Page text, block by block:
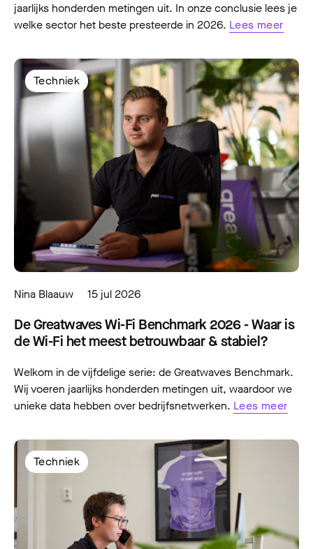
jaarlijks honderden metingen uit. In onze conclusie lees je
welke sector het beste presteerde in 2026. Lees meer
Techniek
Nina Blaauw 15 jul 2026
De Greatwaves Wi-Fi Benchmark 2026 - Waar is
de Wi-Fi het meest betrouwbaar & stabiel?
Welkom in de vijfdelige serie: de Greatwaves Benchmark.
Wij voeren jaarlijks honderden metingen uit, waardoor we
unieke data hebben over bedrijfsnetwerken. Lees meer
Techniek